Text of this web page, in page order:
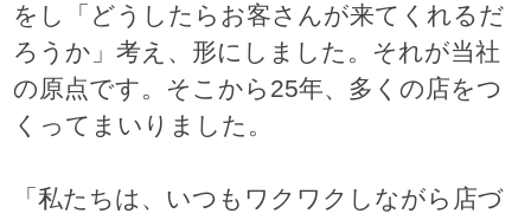
をし「どうしたらお客さんが来てくれるだ
ろうか」考え、形にしました。それが当社
の原点です。そこから25年、多くの店をつ
くってまいりました。
「私たちは、いつもワクワクしながら店づ